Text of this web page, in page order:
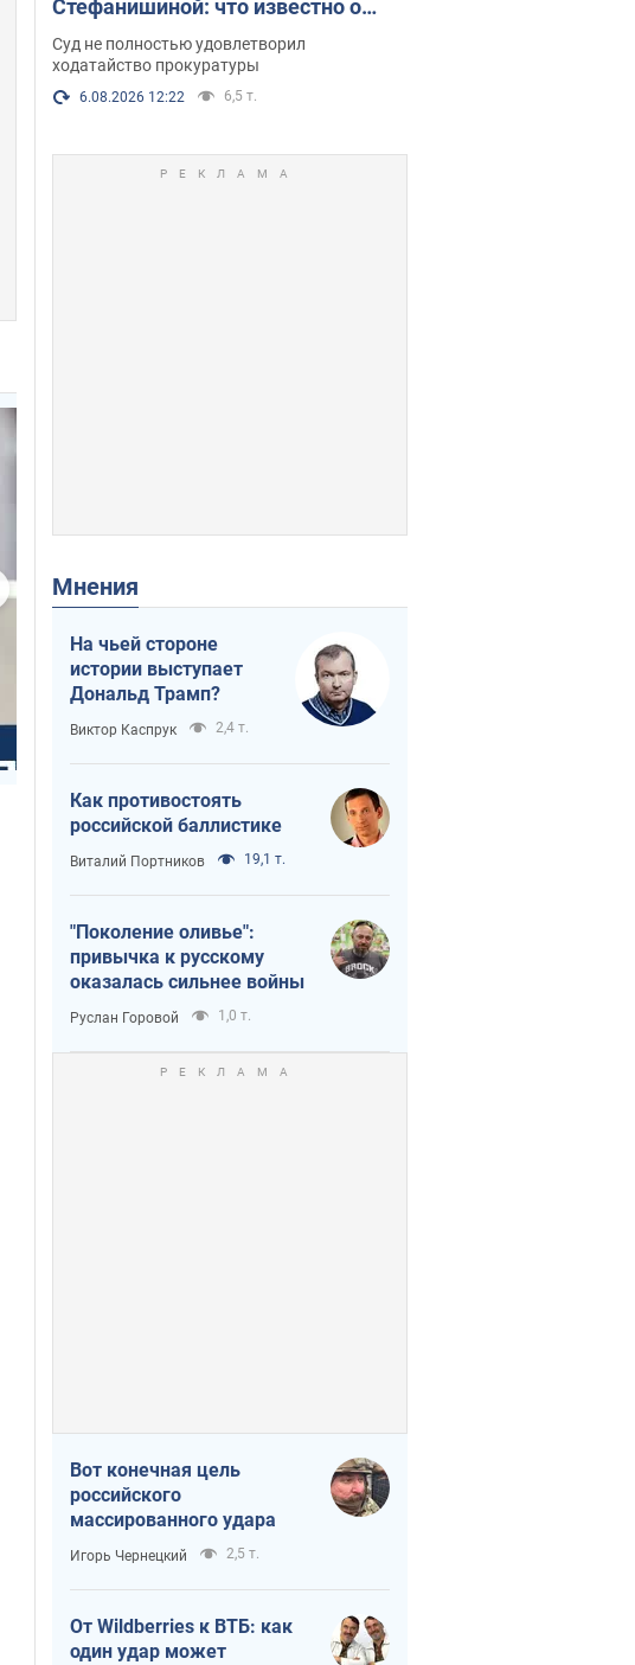
Стефанишиной: что известно о
деле
Суд не полностью удовлетворил
ходатайство прокуратуры
6.08.2026 12:22 6,5 т.
Мнения
На чьей стороне
истории выступает
Дональд Трамп?
Виктор Каспрук 2,4 т.
Как противостоять
российской баллистике
Виталий Портников 19,1 т.
"Поколение оливье":
привычка к русскому
оказалась сильнее войны
Руслан Горовой 1,0 т.
Вот конечная цель
российского
массированного удара
Игорь Чернецкий 2,5 т.
От Wildberries к ВТБ: как
один удар может